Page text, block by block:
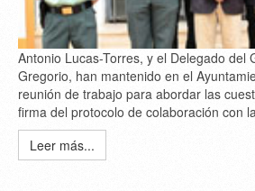
Antonio Lucas-Torres, y el Delegado del
Gregorio, han mantenido en el
reunión de trabajo para abordar las
firma del protocolo de colaboración con
Leer más...